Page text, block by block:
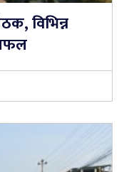
विभिन्न